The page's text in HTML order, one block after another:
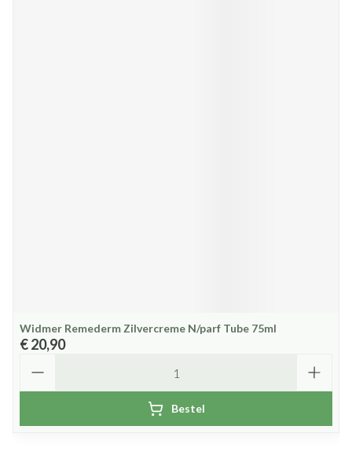
Widmer Remederm Zilvercreme N/parf Tube 75ml
€ 20,90
Bestel